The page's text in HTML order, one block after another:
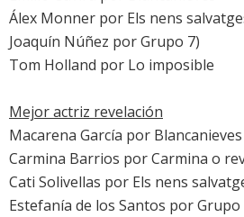
Álex Monner por Els nens
Joaquín Núñez porGrupo 7)
Tom Holland por Lo imposible
Mejor actriz revelación
Macarena García por Blancanieves
Carmina Barrios porCarmina o
Cati Solivellas por Els nens
Estefanía de los Santos porGrupo